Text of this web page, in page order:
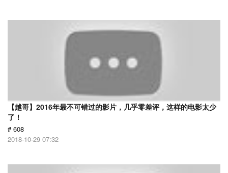
【越哥】2016年最不可错过的影片，几乎零差评，这样的电影太少
了！
# 608
2018-10-29 07:32